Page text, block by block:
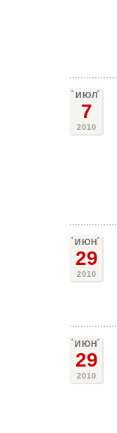
ИЮЛ
7
2010
ИЮН
29
2010
ИЮН
29
2010